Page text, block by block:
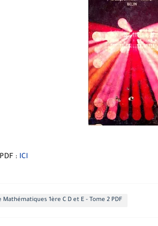
: ICI
Mathématiques 1ère C D et E - Tome 2 PDF